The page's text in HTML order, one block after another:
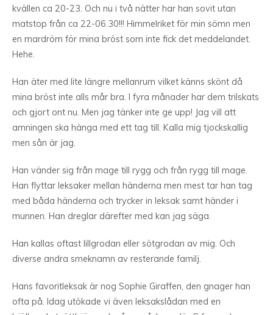
kvällen ca 20-23. Och nu i två nätter har han sovit utan
matstop från ca 22-06.30!!! Himmelriket för min sömn men
en mardröm för mina bröst som inte fick det meddelandet.
Hehe.
Han äter med lite längre mellanrum vilket känns skönt då
mina bröst inte alls mår bra. I fyra månader har dem trilskats
och gjort ont nu. Men jag tänker inte ge upp! Jag vill att
amningen ska hänga med ett tag till. Kalla mig tjockskallig
men sån är jag.
Han vänder sig från mage till rygg och från rygg till mage.
Han flyttar leksaker mellan händerna men mest tar han tag
med båda händerna och trycker in leksak samt händer i
munnen. Han dreglar därefter med kan jag säga.
Han kallas oftast lillgrodan eller sötgrodan av mig. Och
diverse andra smeknamn av resterande familj.
Hans favoritleksak är nog Sophie Giraffen, den gnager han
ofta på. Idag utökade vi även leksakslådan med en